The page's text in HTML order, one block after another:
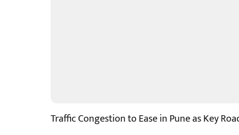
Traffic Congestion to Ease in Pune as Key